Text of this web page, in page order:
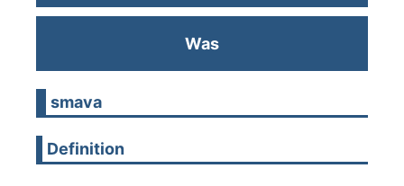
Was
smava
Definition